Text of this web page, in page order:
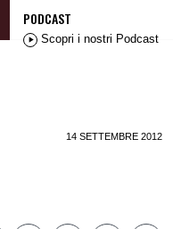
PODCAST
Scopri i nostri Podcast
14 SETTEMBRE 2012